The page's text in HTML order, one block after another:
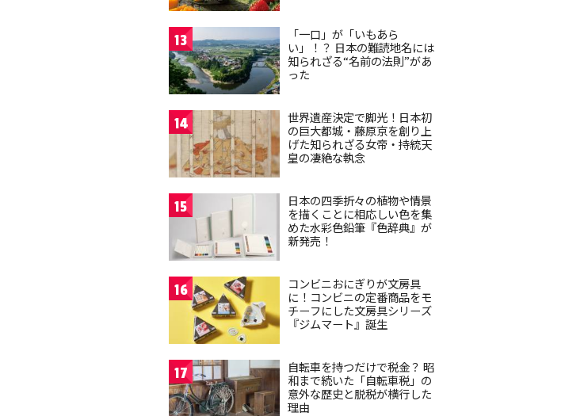
13
「一口」が「いもあら
い」！？ 日本の難読地名には
知られざる“名前の法則”があ
った
14
世界遺産決定で脚光！日本初
の巨大都城・藤原京を創り上
げた知られざる女帝・持統天
皇の凄絶な執念
15
日本の四季折々の植物や情景
を描くことに相応しい色を集
めた水彩色鉛筆『色辞典』が
新発売！
16
コンビニおにぎりが文房具
に！コンビニの定番商品をモ
チーフにした文房具シリーズ
『ジムマート』誕生
17
自転車を持つだけで税金？ 昭
和まで続いた「自転車税」の
意外な歴史と脱税が横行した
理由